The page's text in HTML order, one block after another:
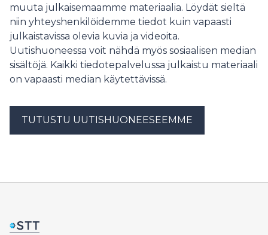
muuta julkaisemaamme materiaalia. Löydät sieltä
niin yhteyshenkilöidemme tiedot kuin vapaasti
julkaistavissa olevia kuvia ja videoita.
Uutishuoneessa voit nähdä myös sosiaalisen median
sisältöjä. Kaikki tiedotepalvelussa julkaistu materiaali
on vapaasti median käytettävissä.
TUTUSTU UUTISHUONEESEEMME